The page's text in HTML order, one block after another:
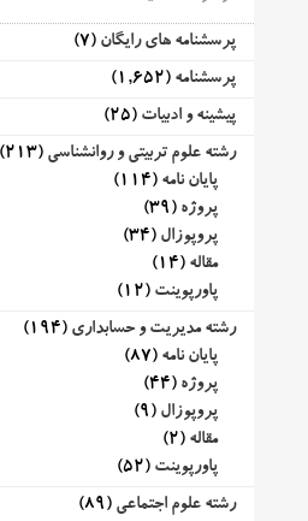
پرسشنامه های رایگان (7)
پرسشنامه (1,652)
پیشینه و ادبیات (25)
رشته علوم تربیتی و روانشناسی (213)
پایان نامه (114)
پروژه (39)
پروپوزال (34)
مقاله (14)
پاورپوینت (12)
رشته مدیریت و حسابداری (194)
پایان نامه (87)
پروژه (44)
پروپوزال (9)
مقاله (2)
پاورپوینت (52)
رشته علوم اجتماعی (89)